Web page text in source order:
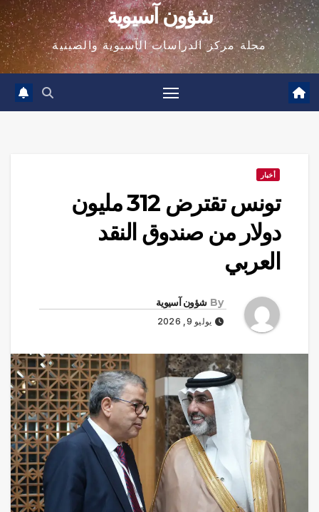
شؤون آسيوية
مجلة مركز الدراسات الآسيوية والصينية
أخبار
تونس تقترض 312 مليون
دولار من صندوق النقد
العربي
By شؤون آسيوية
يوليو 9, 2026